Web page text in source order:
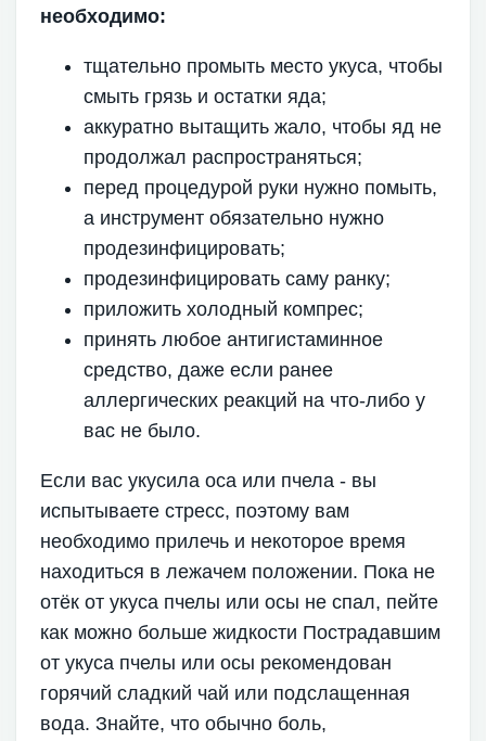
необходимо:
тщательно промыть место укуса, чтобы
смыть грязь и остатки яда;
аккуратно вытащить жало, чтобы яд не
продолжал распространяться;
перед процедурой руки нужно помыть,
а инструмент обязательно нужно
продезинфицировать;
продезинфицировать саму ранку;
приложить холодный компрес;
принять любое антигистаминное
средство, даже если ранее
аллергических реакций на что-либо у
вас не было.
Если вас укусила оса или пчела - вы
испытываете стресс, поэтому вам
необходимо прилечь и некоторое время
находиться в лежачем положении. Пока не
отёк от укуса пчелы или осы не спал, пейте
как можно больше жидкости Пострадавшим
от укуса пчелы или осы рекомендован
горячий сладкий чай или подслащенная
вода. Знайте, что обычно боль,